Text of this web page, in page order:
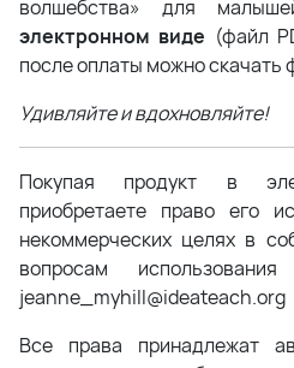
волшебства» для
электронном виде (файл
после оплаты можно скачать
Удивляйте и вдохновляйте!
Покупая продукт в
приобретаете право его
некоммерческих целях в
вопросам
jeanne_myhill@ideateach.org
Все права принадлежат